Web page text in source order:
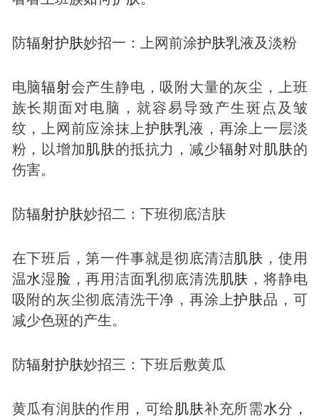
防辐射护肤妙招一：上网前涂护肤乳液及淡粉
电脑辐射会产生静电，吸附大量的灰尘，上班
族长期面对电脑，就容易导致产生斑点及皱
纹，上网前应涂抹上护肤乳液，再涂上一层淡
粉，以增加肌肤的抵抗力，减少辐射对肌肤的
伤害。
防辐射护肤妙招二：下班彻底洁肤
在下班后，第一件事就是彻底清洁肌肤 ，使用
温水湿脸 ，再用洁面乳彻底清洗肌肤 ，将静电
吸附的灰尘彻底清洗干净，再涂上护肤品，可
减少色斑的产生。
防辐射护肤妙招三：下班后敷黄瓜
黄瓜有润肤的作用，可给肌肤补充所需水分，